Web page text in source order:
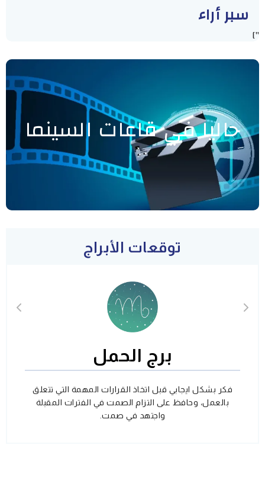
سبر أراء
"]
حاليا في قاعات السينما
توقعات الأبراج
برج الحمل
فكر بشكل ايجابي قبل اتخاذ القرارات المهمة التي تتعلق
بالعمل، وحافظ على التزام الصمت في الفترات المقبلة
واجتهد في صمت.